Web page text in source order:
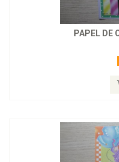
PAPEL DE